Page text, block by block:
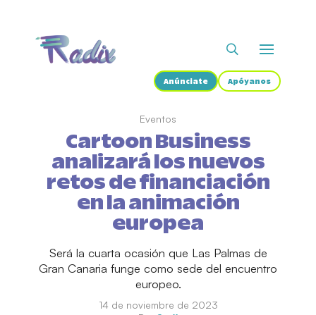
Anúnciate Apóyanos
Eventos
Cartoon Business
analizará los nuevos
retos de financiación
en la animación
europea
Será la cuarta ocasión que Las Palmas de
Gran Canaria funge como sede del encuentro
europeo.
14 de noviembre de 2023